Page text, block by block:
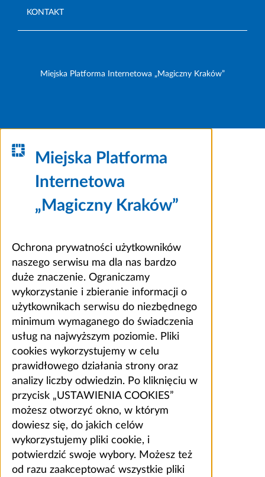
KONTAKT
Miejska Platforma Internetowa „Magiczny Kraków”
Miejska Platforma
Internetowa
„Magiczny Kraków”
Ochrona prywatności użytkowników
naszego serwisu ma dla nas bardzo
duże znaczenie. Ograniczamy
wykorzystanie i zbieranie informacji o
użytkownikach serwisu do niezbędnego
minimum wymaganego do świadczenia
usług na najwyższym poziomie. Pliki
cookies wykorzystujemy w celu
prawidłowego działania strony oraz
analizy liczby odwiedzin. Po kliknięciu w
przycisk „USTAWIENIA COOKIES”
możesz otworzyć okno, w którym
dowiesz się, do jakich celów
wykorzystujemy pliki cookie, i
potwierdzić swoje wybory. Możesz też
od razu zaakceptować wszystkie pliki